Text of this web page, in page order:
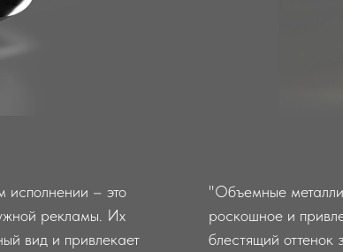
исполнении – это
рекламы. Их
вид и привлекает
"Объемные
роскошное и
блестящий